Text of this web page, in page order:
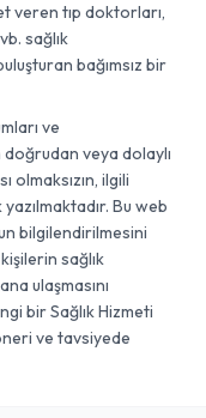
veren tıp doktorları,
sağlık
bağımsız bir
ve
veya dolaylı
olmaksızın, ilgili
Bu web
bilgilendirilmesini
sağlık
ulaşmasını
bir Sağlık Hizmeti
ve tavsiyede